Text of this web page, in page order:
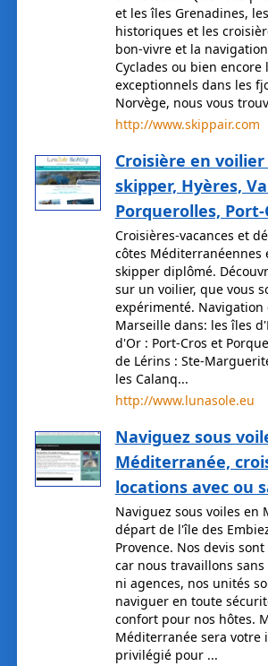
et les îles Grenadines,
historiques et les
bon-vivre et la
Cyclades ou bien encore
exceptionnels dans les
Norvège, nous vous
http://www.skippair.com
Croisière en voilier
skipper, Hyères,
Porquerolles, Port-
Croisières-vacances et
côtes Méditerranéennes
skipper diplômé.
sur un voilier, que vous
expérimenté. Navigation
Marseille dans: les îles
d'Or : Port-Cros et
de Lérins : Ste-
les Calanq...
http://www.lunasole.eu
Naviguez sous
Méditerranée,
locations avec ou
Naviguez sous voiles en
départ de l'île des
Provence. Nos devis
car nous travaillons
ni agences, nos unités
naviguer en toute
confort pour nos hôtes.
Méditerranée sera votre
privilégié pour ...